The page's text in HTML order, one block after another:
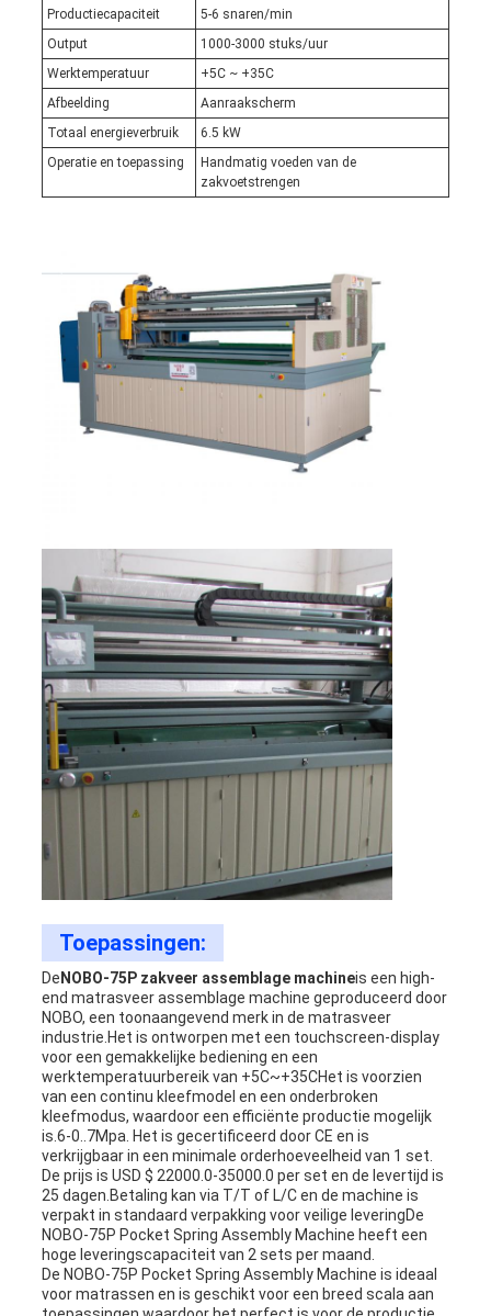
Productiecapaciteit
5-6 snaren/min
Output
1000-3000 stuks/uur
Werktemperatuur
+5C ~ +35C
Afbeelding
Aanraakscherm
Totaal energieverbruik
6.5 kW
Operatie en toepassing
Handmatig voeden van de
zakvoetstrengen
Toepassingen:
De NOBO-75P zakveer assemblage machineis een high-
end matrasveer assemblage machine geproduceerd door
NOBO, een toonaangevend merk in de matrasveer
industrie.Het is ontworpen met een touchscreen-display
voor een gemakkelijke bediening en een
werktemperatuurbereik van +5C~+35CHet is voorzien
van een continu kleefmodel en een onderbroken
kleefmodus, waardoor een efficiënte productie mogelijk
is.6-0..7Mpa. Het is gecertificeerd door CE en is
verkrijgbaar in een minimale orderhoeveelheid van 1 set.
De prijs is USD $ 22000.0-35000.0 per set en de levertijd is
25 dagen.Betaling kan via T/T of L/C en de machine is
verpakt in standaard verpakking voor veilige leveringDe
NOBO-75P Pocket Spring Assembly Machine heeft een
hoge leveringscapaciteit van 2 sets per maand.
De NOBO-75P Pocket Spring Assembly Machine is ideaal
voor matrassen en is geschikt voor een breed scala aan